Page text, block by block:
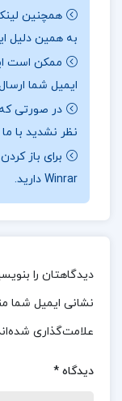
مواجهه با
برقرار
تعهد، و
دانلود پی دی
بولگاکف PDF
دانلود کتاب
بهترین ترجمه
مرشد و
کتاب
همچنین
به همین دلیل
ایمیل شما
در صورتی که
نظر نشدید با
Winrar دارید.
دیدگاهتان را
نشانی ایمیل شما
علامت‌گذاری
دیدگاه *